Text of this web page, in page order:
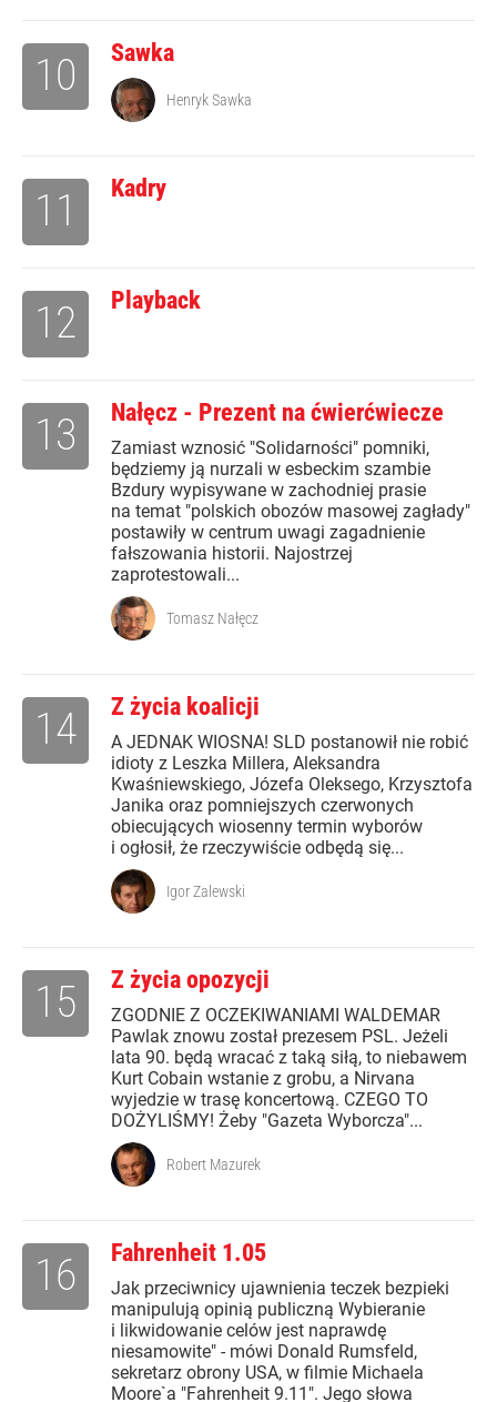
Sawka
10 Henryk Sawka
Kadry
11
Playback
12
Nałęcz - Prezent na ćwierćwiecze
Zamiast wznosić "Solidarności" pomniki,
będziemy ją nurzali w esbeckim szambie
Bzdury wypisywane w zachodniej prasie
na temat "polskich obozów masowej zagłady"
postawiły w centrum uwagi zagadnienie
fałszowania historii. Najostrzej
zaprotestowali...
13
Tomasz Nałęcz
Z życia koalicji
A JEDNAK WIOSNA! SLD postanowił nie robić
idioty z Leszka Millera, Aleksandra
Kwaśniewskiego, Józefa Oleksego, Krzysztofa
Janika oraz pomniejszych czerwonych
obiecujących wiosenny termin wyborów
i ogłosił, że rzeczywiście odbędą się...
14
Igor Zalewski
Z życia opozycji
ZGODNIE Z OCZEKIWANIAMI WALDEMAR
Pawlak znowu został prezesem PSL. Jeżeli
lata 90. będą wracać z taką siłą, to niebawem
Kurt Cobain wstanie z grobu, a Nirvana
wyjedzie w trasę koncertową. CZEGO TO
DOŻYLIŚMY! Żeby "Gazeta Wyborcza"...
15
Robert Mazurek
Fahrenheit 1.05
Jak przeciwnicy ujawnienia teczek bezpieki
manipulują opinią publiczną Wybieranie
i likwidowanie celów jest naprawdę
niesamowite" - mówi Donald Rumsfeld,
sekretarz obrony USA, w filmie Michaela
Moore`a "Fahrenheit 9.11". Jego słowa
16